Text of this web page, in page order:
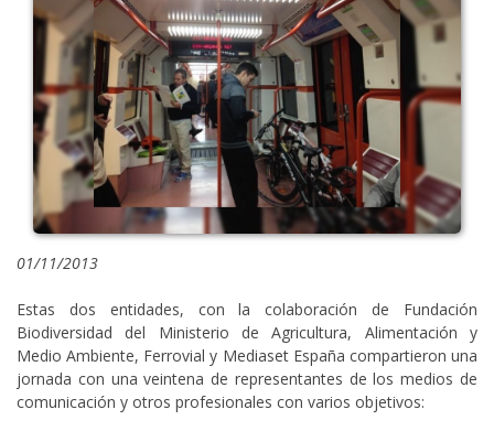
01/11/2013
Estas dos entidades, con la colaboración de Fundación
Biodiversidad del Ministerio de Agricultura, Alimentación y
Medio Ambiente, Ferrovial y Mediaset España compartieron una
jornada con una veintena de representantes de los medios de
comunicación y otros profesionales con varios objetivos: